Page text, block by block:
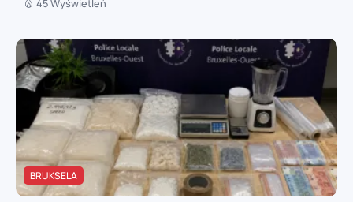
45 Wyświetleń
BRUKSELA